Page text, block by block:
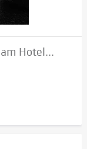
Hotel...